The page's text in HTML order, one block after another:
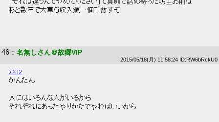
「それは違うんでやめてください」て真顔で詰め寄った坊主お前な
あと数年で大事な収入源一個手放すぞ
46 ： 名無しさん＠故郷VIP
2015/05/18(月) 11:58:24 ID:RW6bRckU0
>>32
かんたん
人にはいろんな人がいるから
それぞれにあったやりかたでやればいいから